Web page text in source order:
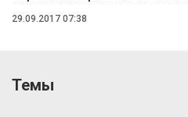
29.09.2017 07:38
Темы